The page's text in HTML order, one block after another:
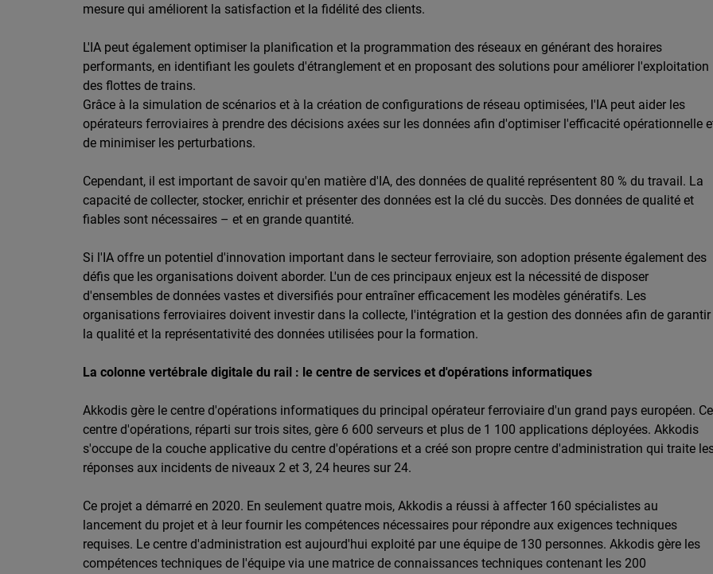
mesure qui améliorent la satisfaction et la fidélité des clients.
L'IA peut également optimiser la planification et la programmation des réseaux en générant des horaires
performants, en identifiant les goulets d'étranglement et en proposant des solutions pour améliorer l'exploitation
des flottes de trains.
Grâce à la simulation de scénarios et à la création de configurations de réseau optimisées, l'IA peut aider les
opérateurs ferroviaires à prendre des décisions axées sur les données afin d'optimiser l'efficacité opérationnelle
de minimiser les perturbations.
Cependant, il est important de savoir qu'en matière d'IA, des données de qualité représentent 80 % du travail. La
capacité de collecter, stocker, enrichir et présenter des données est la clé du succès. Des données de qualité et
fiables sont nécessaires – et en grande quantité.
Si l'IA offre un potentiel d'innovation important dans le secteur ferroviaire, son adoption présente également des
défis que les organisations doivent aborder. L'un de ces principaux enjeux est la nécessité de disposer
d'ensembles de données vastes et diversifiés pour entraîner efficacement les modèles génératifs. Les
organisations ferroviaires doivent investir dans la collecte, l'intégration et la gestion des données afin de garantir
la qualité et la représentativité des données utilisées pour la formation.
La colonne vertébrale digitale du rail : le centre de services et d'opérations informatiques
Akkodis gère le centre d'opérations informatiques du principal opérateur ferroviaire d'un grand pays européen. Ce
centre d'opérations, réparti sur trois sites, gère 6 600 serveurs et plus de 1 100 applications déployées. Akkodis
s'occupe de la couche applicative du centre d'opérations et a créé son propre centre d'administration qui traite
réponses aux incidents de niveaux 2 et 3, 24 heures sur 24.
Ce projet a démarré en 2020. En seulement quatre mois, Akkodis a réussi à affecter 160 spécialistes au
lancement du projet et à leur fournir les compétences nécessaires pour répondre aux exigences techniques
requises. Le centre d'administration est aujourd'hui exploité par une équipe de 130 personnes. Akkodis gère les
compétences techniques de l'équipe via une matrice de connaissances techniques contenant les 200